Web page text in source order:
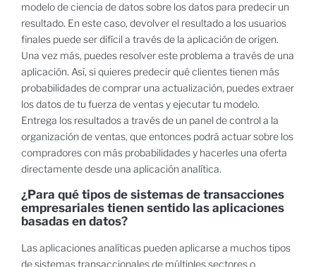
modelo de ciencia de datos sobre los datos para predecir un
resultado. En este caso, devolver el resultado a los usuarios
finales puede ser difícil a través de la aplicación de origen.
Una vez más, puedes resolver este problema a través de una
aplicación. Así, si quieres predecir qué clientes tienen más
probabilidades de comprar una actualización, puedes extraer
los datos de tu fuerza de ventas y ejecutar tu modelo.
Entrega los resultados a través de un panel de control a la
organización de ventas, que entonces podrá actuar sobre los
compradores con más probabilidades y hacerles una oferta
directamente desde una aplicación analítica.
¿Para qué tipos de sistemas de transacciones
empresariales tienen sentido las aplicaciones
basadas en datos?
Las aplicaciones analíticas pueden aplicarse a muchos tipos
de sistemas transaccionales de múltiples sectores o